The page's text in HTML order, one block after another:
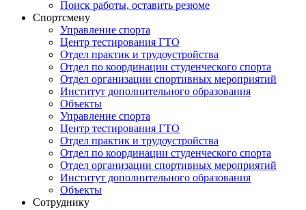
Поиск работы, оставить резюме
Спортсмену
Управление спорта
Центр тестирования ГТО
Отдел практик и трудоустройства
Отдел по координации студенческого спорта
Отдел организации спортивных мероприятий
Институт дополнительного образования
Объекты
Управление спорта
Центр тестирования ГТО
Отдел практик и трудоустройства
Отдел по координации студенческого спорта
Отдел организации спортивных мероприятий
Институт дополнительного образования
Объекты
Сотруднику